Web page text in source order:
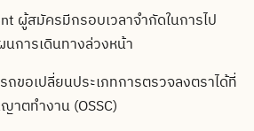
ผู้สมัครมีกรอบเวลาจำกัดในการไป
การเดินทางล่วงหน้า
ขอเปลี่ยนประเภทการตรวจลงตราได้ที่
าตทำงาน (OSSC)